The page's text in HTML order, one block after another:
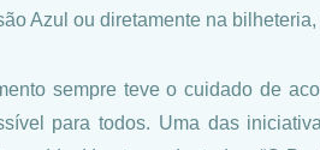
Azul ou diretamente na
sempre teve o cuidado de
para todos. Uma das